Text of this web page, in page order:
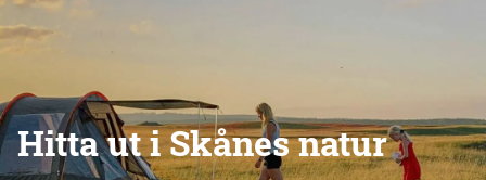
Hitta ut i Skånes natur